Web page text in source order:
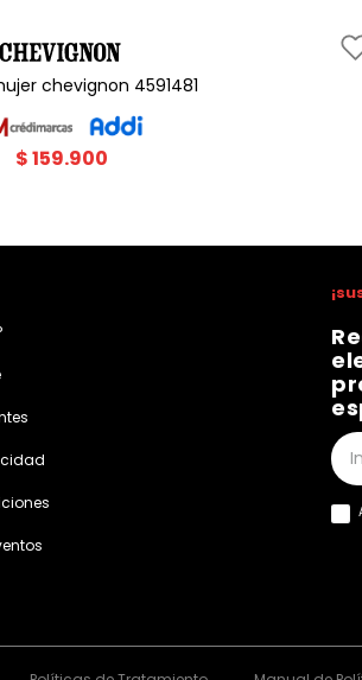
chevignon 4591481
$159.900